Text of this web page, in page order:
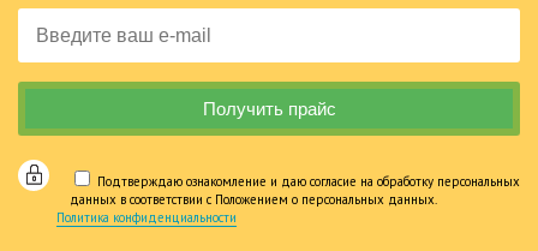
Подтверждаю ознакомление и даю согласие на обработку персональных
данных в соответствии с Положением о персональных данных.
Политика конфиденциальности